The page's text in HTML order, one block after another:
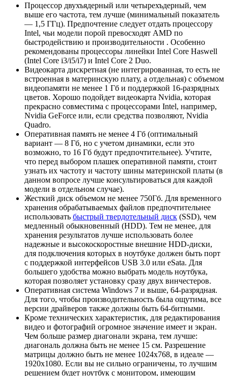
Процессор двухъядерный или четырехъдерный, чем
выше его частота, тем лучше (минимальный показатель
— 1,5 ГГц). Предпочтение следует отдать процессору
Intel, чьи модели порой превосходят AMD по
быстродействию и производительности . Особенно
рекомендованы процессоры линейки Intel Core Haswell
(Intel Core i3/i5/i7) и Intel Core 2 Duo.
Видеокарта дискретная (не интегрированная, то есть не
встроенная в материнскую плату, а отдельная) с объемом
видеопамяти не менее 1 Гб и поддержкой 16-разрядных
цветов. Хорошо подойдет видеокарта Nvidia, которая
прекрасно совместима с процессорами Intel, например,
Nvidia GeForce или, если средства позволяют, Nvidia
Quadro.
Оперативная память не менее 4 Гб (оптимальный
вариант — 8 Гб, но с учетом динамики, если это
возможно, то 16 Гб будут предпочтительнее). Учтите,
что перед выбором плашек оперативной памяти, стоит
узнать их частоту и частоту шины материнской платы (в
данном вопросе лучше консультироваться для каждой
модели в отдельном случае).
Жесткий диск объемом не менее 750Гб. Для временного
хранения обрабатываемых файлов предпочтительнее
использовать быстрый твердотельный диск (SSD), чем
медленный обыкновенный (HDD). Тем не менее, для
хранения результатов лучше использовать более
надежные и высокоскоростные внешние HDD-диски,
для подключения которых в ноутбуке должен быть порт
с поддержкой интерфейсов USB 3.0 или eSata. Для
большего удобства можно выбрать модель ноутбука,
которая позволяет установку сразу двух винчестеров.
Оперативная система Windows 7 и выше, 64-разрядная.
Для того, чтобы производительность была ощутима, все
версии драйверов также должны быть 64-битными.
Кроме технических характеристик, для редактирования
видео и фотографий огромное значение имеет и экран.
Чем больше размер диагонали экрана, тем лучше:
диагональ должна быть не менее 15 см. Разрешение
матрицы должно быть не менее 1024x768, в идеале —
1920х1080. Если вы не сильно ограничены, то лучшим
решением будет ноутбук с монитором, имеющим